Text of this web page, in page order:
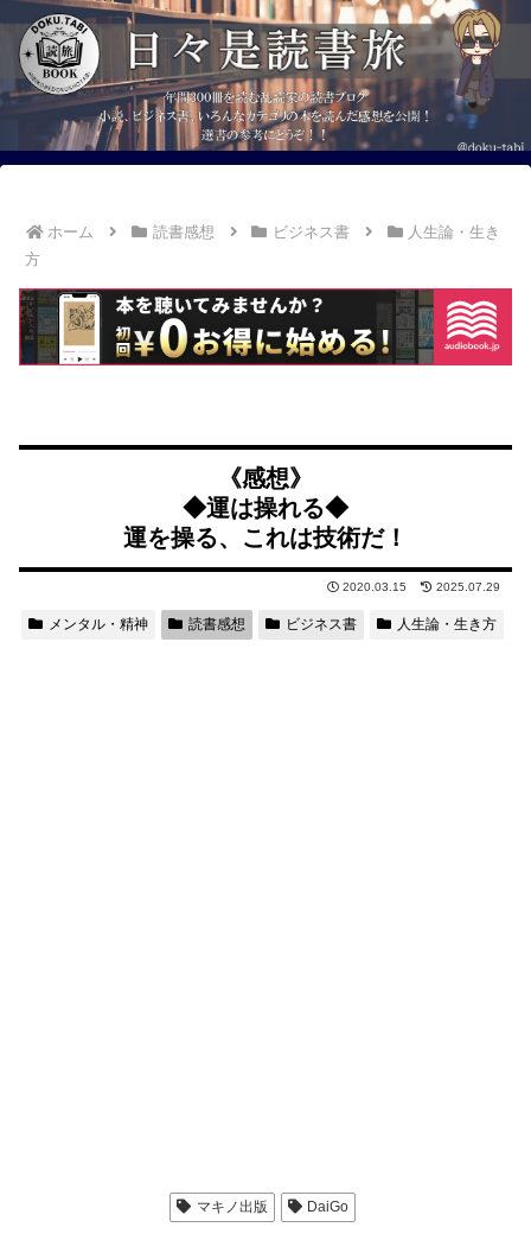
ホーム 読書感想 ビジネス書
人生論・生き
方
《感想》
◆運は操れる◆
運を操る、これは技術だ！
2020.03.15 2025.07.29
メンタル・精神 読書感想 ビジネス書 人生論・生き方
マキノ出版 DaiGo